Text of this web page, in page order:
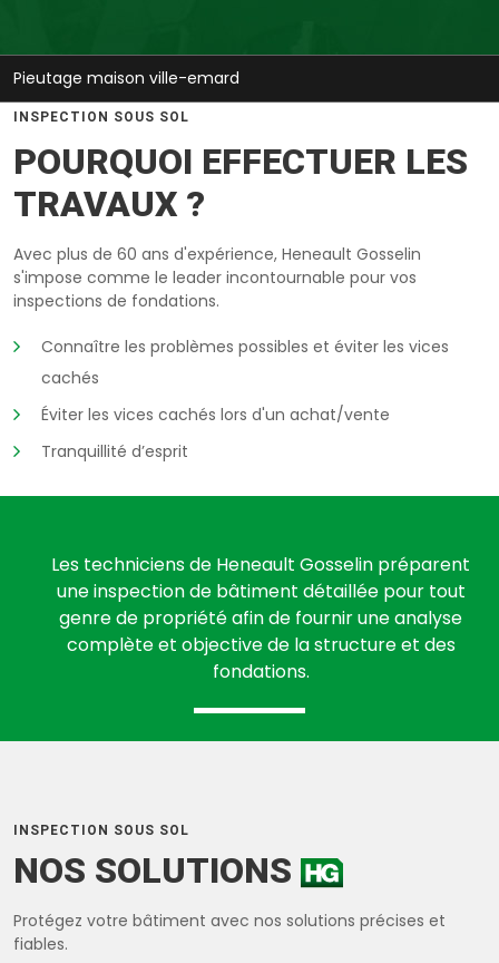
Pieutage maison ville-emard
INSPECTION SOUS SOL
POURQUOI EFFECTUER LES
TRAVAUX ?
Avec plus de 60 ans d'expérience, Heneault Gosselin
s'impose comme le leader incontournable pour vos
inspections de fondations.
Connaître les problèmes possibles et éviter les vices
cachés
Éviter les vices cachés lors d'un achat/vente
Tranquillité d’esprit
Les techniciens de Heneault Gosselin préparent
une inspection de bâtiment détaillée pour tout
genre de propriété afin de fournir une analyse
complète et objective de la structure et des
fondations.
INSPECTION SOUS SOL
NOS SOLUTIONS
Protégez votre bâtiment avec nos solutions précises et
fiables.